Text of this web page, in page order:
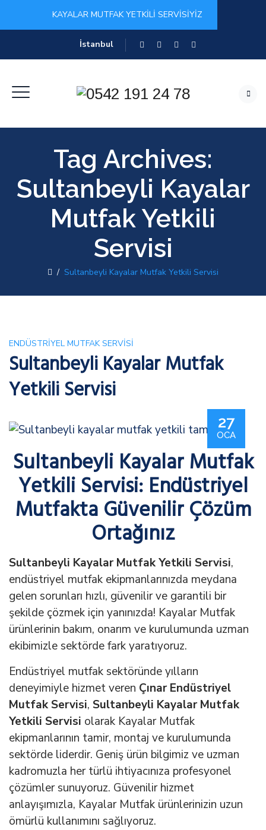
KAYALAR MUTFAK YETKİLİ SERVİSİYİZ
İstanbul
Tag Archives:
Sultanbeyli Kayalar
Mutfak Yetkili
Servisi
/ Sultanbeyli Kayalar Mutfak Yetkili Servisi
ENDÜSTRIYEL MUTFAK SERVISI
Sultanbeyli Kayalar Mutfak
Yetkili Servisi
27
OCA
Sultanbeyli Kayalar Mutfak
Yetkili Servisi: Endüstriyel
Mutfakta Güvenilir Çözüm
Ortağınız
Sultanbeyli Kayalar Mutfak Yetkili Servisi,
endüstriyel mutfak ekipmanlarınızda meydana
gelen sorunları hızlı, güvenilir ve garantili bir
şekilde çözmek için yanınızda! Kayalar Mutfak
ürünlerinin bakım, onarım ve kurulumunda uzman
ekibimizle sektörde fark yaratıyoruz.
Endüstriyel mutfak sektöründe yılların
deneyimiyle hizmet veren Çınar Endüstriyel
Mutfak Servisi, Sultanbeyli Kayalar Mutfak
Yetkili Servisi olarak Kayalar Mutfak
ekipmanlarının tamir, montaj ve kurulumunda
sektörde liderdir. Geniş ürün bilgimiz ve uzman
kadromuzla her türlü ihtiyacınıza profesyonel
çözümler sunuyoruz. Güvenilir hizmet
anlayışımızla, Kayalar Mutfak ürünlerinizin uzun
ömürlü kullanımını sağlıyoruz.